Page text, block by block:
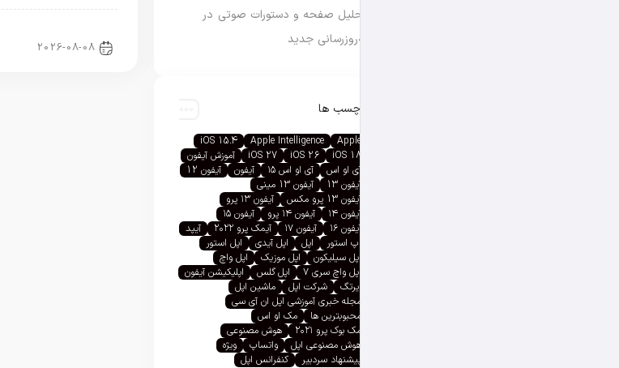
2026-08-08
تحلیل صفحه و دستورات صوتی در
به‌روزرسانی جدید
برچسب ها
Apple
Apple Intelligence
iOS 15.4
iOS 18
iOS 26
iOS 27
آموزش آیفون
آی او اس
آی او اس ۱۵ آیفون
آیفون 12
آیفون 13
آیفون 13 مینی
آیفون 13 پرو مکس
آیفون ۱۳ پرو
آیفون ۱۴
آیفون ۱۴ پرو
آیفون ۱۵
آیفون ۱۶
آیفون ۱۷ آیمک پرو ۲۰۲۲
آیپد
اپ استور
اپل اپل آیدی
اپل استور
اپل سیلیکون
اپل موزیک
اپل واچ
اپل واچ سری ۷
اپل گلس
اپلیکیشن آیفون
ایرتگ
شرکت اپل
ماشین اپل
مجله خبری آموزشی اپل ان آی سی
محبوبترین ها
مک او اس
مک بوک پرو ۲۰۲۱
هوش مصنوعی
هوش مصنوعی اپل
واتساپ
ویژه
پیشنهاد سردبیر
کنفرانس اپل